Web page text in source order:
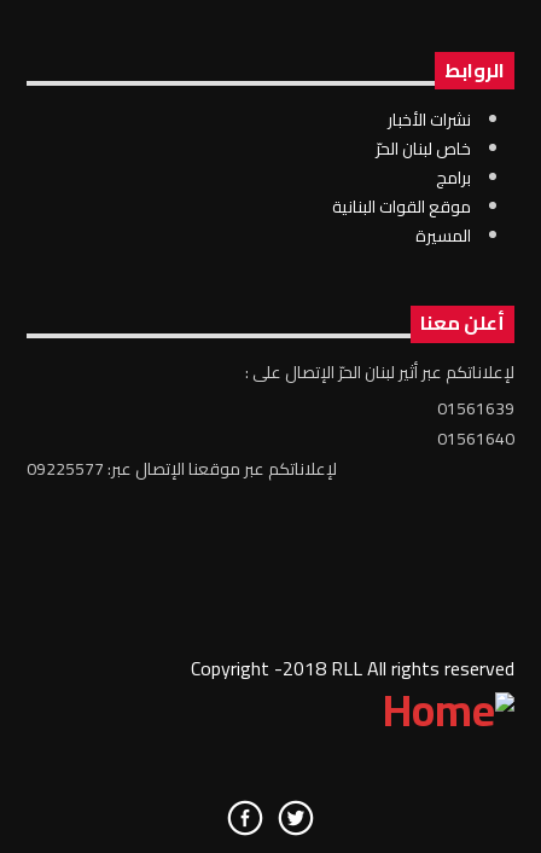
الروابط
نشرات الأخبار
خاص لبنان الحرّ
برامج
موقع القوات البنانية
المسيرة
أعلن معنا
لإعلاناتكم عبر أثير لبنان الحرّ الإتصال على :
01561639
01561640
لإعلاناتكم عبر موقعنا الإتصال عبر: 09225577
Copyright -2018 RLL All rights reserved